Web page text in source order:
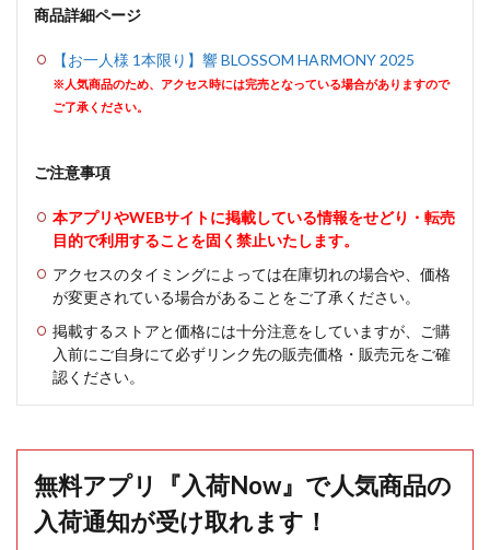
商品詳細ページ
【お一人様 1本限り】響 BLOSSOM HARMONY 2025
※人気商品のため、アクセス時には完売となっている場合がありますので
ご了承ください。
ご注意事項
本アプリやWEBサイトに掲載している情報をせどり・転売
目的で利用することを固く禁止いたします。
アクセスのタイミングによっては在庫切れの場合や、価格
が変更されている場合があることをご了承ください。
掲載するストアと価格には十分注意をしていますが、ご購
入前にご自身にて必ずリンク先の販売価格・販売元をご確
認ください。
無料アプリ『入荷Now』で人気商品の
入荷通知が受け取れます！